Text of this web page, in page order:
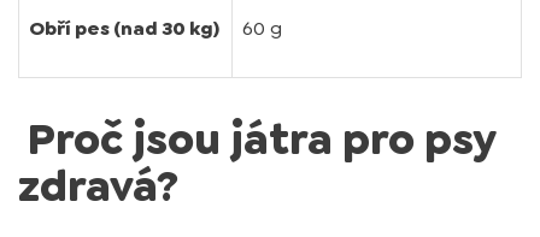
Obří pes (nad 30 kg) 60 g
Proč jsou játra pro psy
zdravá?